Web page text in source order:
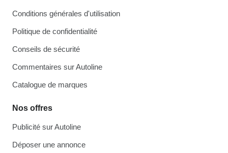
Conditions générales d'utilisation
Politique de confidentialité
Conseils de sécurité
Commentaires sur Autoline
Catalogue de marques
Nos offres
Publicité sur Autoline
Déposer une annonce